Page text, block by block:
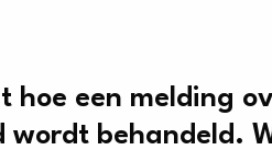
hoe een melding
wordt behandeld.